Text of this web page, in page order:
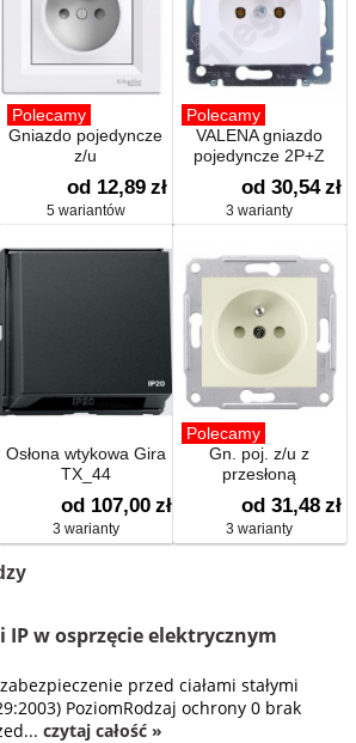
Polecamy
Gniazdo pojedyncze
z/u
od 12,89 zł
5 wariantów
Polecamy
VALENA gniazdo
pojedyncze 2P+Z
od 30,54 zł
3 warianty
Osłona wtykowa Gira
TX_44
od 107,00 zł
3 warianty
Polecamy
Gn. poj. z/u z
przesłoną
od 31,48 zł
3 warianty
IP w osprzęcie elektrycznym
przed ciałami stałymi
PoziomRodzaj ochrony 0 brak
czytaj całość »